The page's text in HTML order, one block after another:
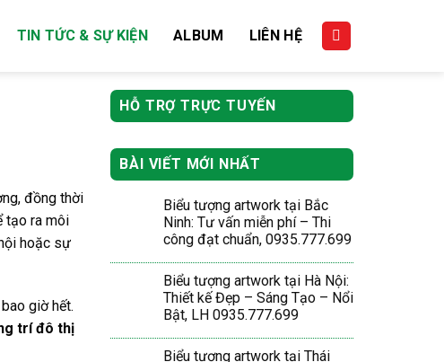
TIN TỨC & SỰ KIỆN ALBUM LIÊN HỆ
đồng thời
tạo ra môi
hoặc sự
giờ hết.
trí đô thị
HỖ TRỢ TRỰC TUYẾN
BÀI VIẾT MỚI NHẤT
Biểu tượng artwork tại Bắc
Ninh: Tư vấn miễn phí – Thi
công đạt chuẩn, 0935.777.699
Biểu tượng artwork tại Hà Nội:
Thiết kế Đẹp – Sáng Tạo – Nổi
Bật, LH 0935.777.699
Biểu tượng artwork tại Thái